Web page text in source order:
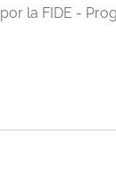
la FIDE -